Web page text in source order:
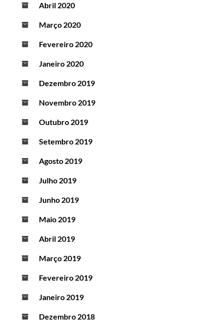
Abril 2020
Março 2020
Fevereiro 2020
Janeiro 2020
Dezembro 2019
Novembro 2019
Outubro 2019
Setembro 2019
Agosto 2019
Julho 2019
Junho 2019
Maio 2019
Abril 2019
Março 2019
Fevereiro 2019
Janeiro 2019
Dezembro 2018